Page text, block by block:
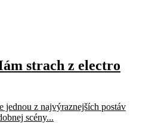
strach z electro
jednou z najvýraznejších postáv
scény...